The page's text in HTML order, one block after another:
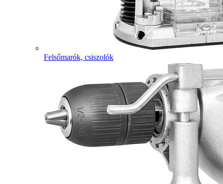
Felsőmarók, csiszolók